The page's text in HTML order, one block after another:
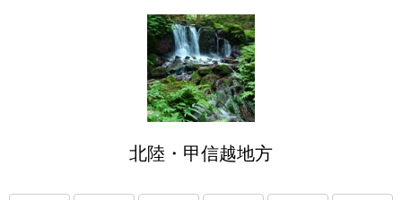
北陸・甲信越地方